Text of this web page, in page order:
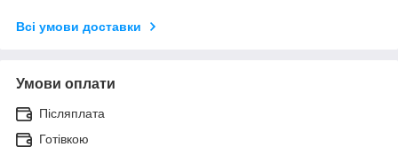
Всі умови доставки
Умови оплати
Післяплата
Готівкою